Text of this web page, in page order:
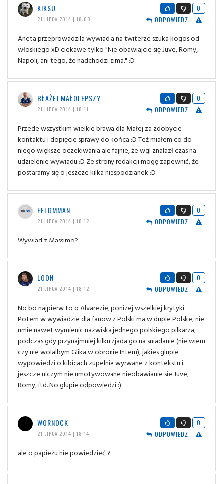
KIKSU
21 LIPCA 2014 | 18:08
0
ODPOWIEDZ
Aneta przeprowadzila wywiad a na twiterze szuka kogos od
włoskiego xD ciekawe tylko "Nie obawiajcie się Juve, Romy,
Napoli, ani tego, że nadchodzi zima." :D
BŁAŻEJ MAŁOLEPSZY
21 LIPCA 2014 | 18:11
0
ODPOWIEDZ
Przede wszystkim wielkie brawa dla Małej za zdobycie
kontaktu i dopięcie sprawy do końca :D Też miałem co do
niego większe oczekiwania ale fajnie, że wgl znalazł czas na
udzielenie wywiadu :D Ze strony redakcji mogę zapewnić, że
postaramy się o jeszcze kilka niespodzianek :D
FELDMMAN
21 LIPCA 2014 | 18:12
0
ODPOWIEDZ
Wywiad z Massimo?
LOON
21 LIPCA 2014 | 18:12
0
ODPOWIEDZ
No bo najpierw to o Alvarezie, ponizej wszelkiej krytyki.
Potem w wywiadzie dla fanow z Polski ma w dupie Polske, nie
umie nawet wymienic nazwiska jednego polskiego pilkarza,
podczas gdy przynajmniej kilku zjada go na sniadanie (nie wiem
czy nie wolalbym Glika w obronie Interu), jakies glupie
wypowiedzi o kibicach zupelnie wyrwane z kontekstu i
jeszcze niczym nie umotywowane nieobawianie sie Juve,
Romy, itd. No glupie odpowiedzi :)
WORNOCK
21 LIPCA 2014 | 18:14
0
ODPOWIEDZ
ale o papieżu nie powiedzieć ?